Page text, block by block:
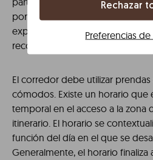
por medio de una normativa
expuestos en las normas
recomendaciones.
El corredor debe utilizar
cómodos. Existe un horario que
temporal en el acceso a la zona
itinerario. El horario se
función del día en el que se
Generalmente, el horario
Rechazar
Preferencias